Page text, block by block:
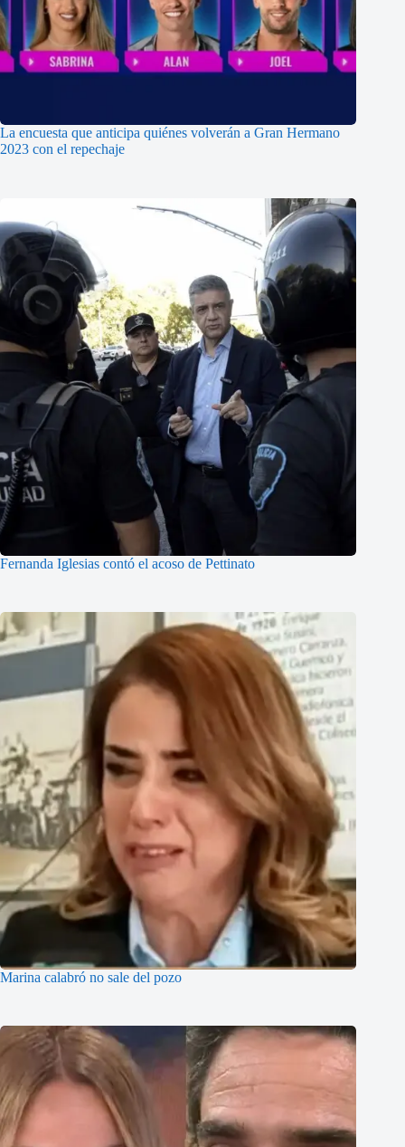
La encuesta que anticipa quiénes volverán a Gran Hermano
2023 con el repechaje
Fernanda Iglesias contó el acoso de Pettinato
Marina calabró no sale del pozo